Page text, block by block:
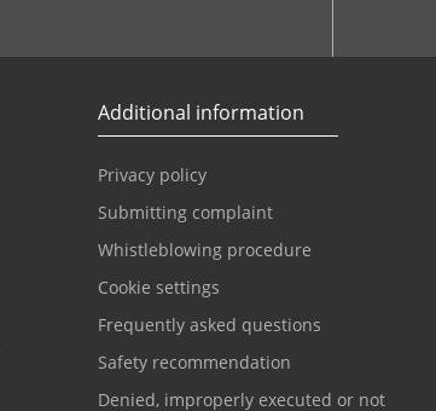
Additional information
Privacy policy
Submitting complaint
Whistleblowing procedure
Cookie settings
Frequently asked questions
Safety recommendation
Denied, improperly executed or not